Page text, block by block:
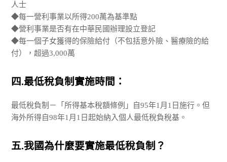
人士
◆每一營利事業以所得200萬為基準點
◆營利事業是否有在中華民國辦理設立登記
◆每一個子女獲得的保險給付（不包括意外險、醫療險的給
付），超過3,000萬
四.最低稅負制實施時間：
最低稅負制－「所得基本稅額條例」自95年1月1日施行。但
海外所得自98年1月1日起始納入個人最低稅負稅基。
五.我國為什麼要實施最低稅負制？